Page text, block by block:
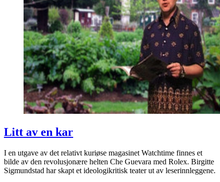
Litt av en kar
I en utgave av det relativt kuriøse magasinet Watchtime finnes et
bilde av den revolusjonære helten Che Guevara med Rolex. Birgitte
Sigmundstad har skapt et ideologikritisk teater ut av leserinnleggene.